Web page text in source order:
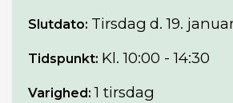
Slutdato: Tirsdag d. 19.
Tidspunkt: Kl. 10:00 - 14:30
Varighed: 1 tirsdag